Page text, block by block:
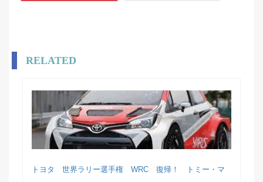
RELATED
トヨタ 世界ラリー選手権 WRC 復帰！ トミー・マ